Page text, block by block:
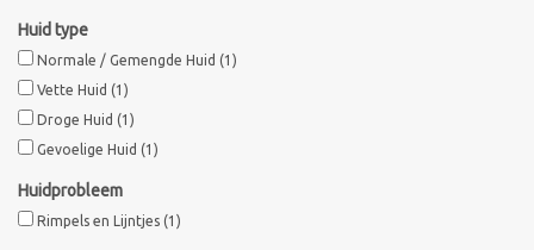
Acties
Nieuw !!
Huid type
Normale / Gemengde Huid (1)
Vette Huid (1)
Droge Huid (1)
Gevoelige Huid (1)
Huidprobleem
Rimpels en Lijntjes (1)